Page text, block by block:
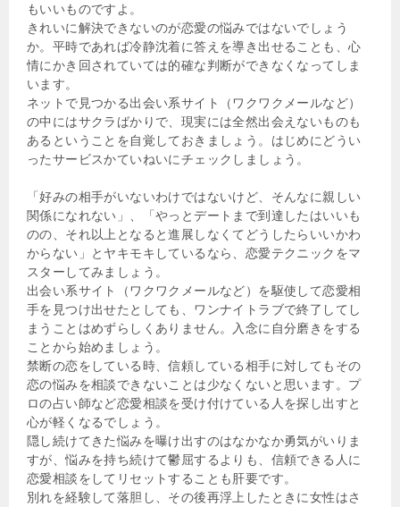
もいいものですよ。
きれいに解決できないのが恋愛の悩みではないでしょう
か。平時であれば冷静沈着に答えを導き出せることも、心
情にかき回されていては的確な判断ができなくなってしま
います。
ネットで見つかる出会い系サイト（ワクワクメールなど）
の中にはサクラばかりで、現実には全然出会えないものも
あるということを自覚しておきましょう。はじめにどうい
ったサービスかていねいにチェックしましょう。
「好みの相手がいないわけではないけど、そんなに親しい
関係になれない」、「やっとデートまで到達したはいいも
のの、それ以上となると進展しなくてどうしたらいいかわ
からない」とヤキモキしているなら、恋愛テクニックをマ
スターしてみましょう。
出会い系サイト（ワクワクメールなど）を駆使して恋愛相
手を見つけ出せたとしても、ワンナイトラブで終了してし
まうことはめずらしくありません。入念に自分磨きをする
ことから始めましょう。
禁断の恋をしている時、信頼している相手に対してもその
恋の悩みを相談できないことは少なくないと思います。プ
ロの占い師など恋愛相談を受け付けている人を探し出すと
心が軽くなるでしょう。
隠し続けてきた悩みを曝け出すのはなかなか勇気がいりま
すが、悩みを持ち続けて鬱屈するよりも、信頼できる人に
恋愛相談をしてリセットすることも肝要です。
別れを経験して落胆し、その後再浮上したときに女性はさ